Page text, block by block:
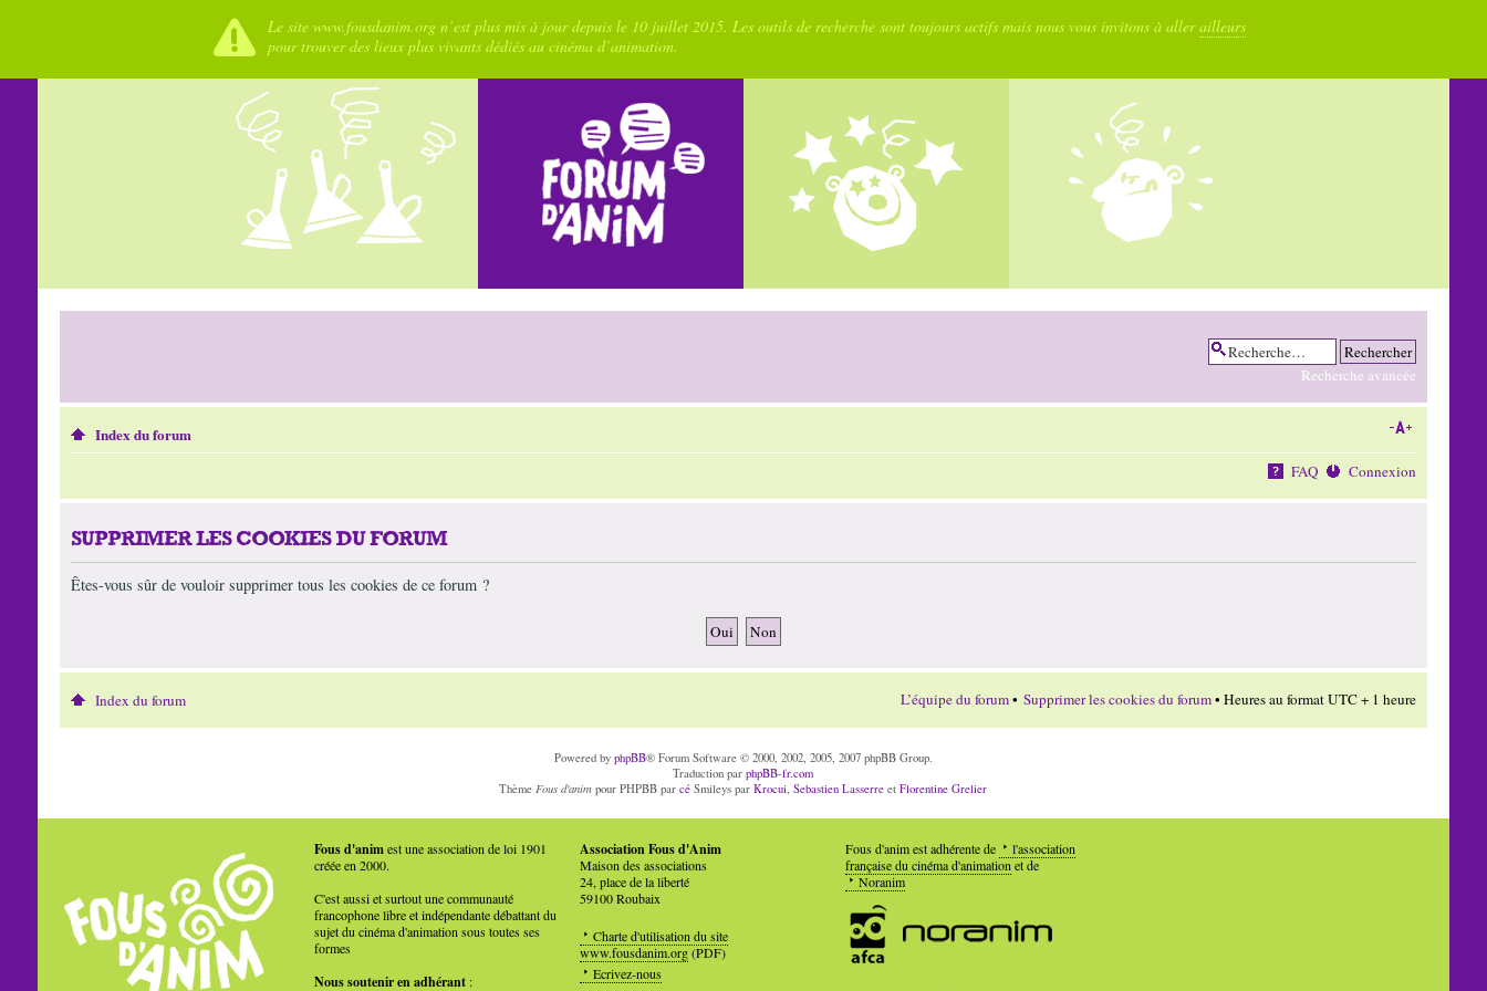
Le site www.fousdanim.org n’est plus mis à jour depuis le 10 juillet 2015. Les outils de recherche sont toujours actifs mais nous vous invitons à allerailleurs
pour trouver des lieux plus vivants dédiés au cinéma d’animation.
Recherche avancée
Index du forum
FAQ Connexion
SUPPRIMER LES COOKIES DU FORUM
Êtes-vous sûr de vouloir supprimer tous les cookies de ce forum ?
Index du forum L’équipe du forum• Supprimer les cookies du forum• Heures au format UTC + 1 heure
Powered by phpBB® Forum Software © 2000, 2002, 2005, 2007 phpBB Group.
Traduction parphpBB-fr.com
ThèmeFous d'anim pour PHPBB parcé Smileys parKrocui,Sebastien Lasserre etFlorentine Grelier
Fous d'animest une association de loi 1901
créée en 2000.
C'est aussi et surtout une communauté
francophone libre et indépendante débattant du
sujet du cinéma d'animation sous toutes ses
formes
Nous soutenir en adhérant:
Association Fous d'Anim
Maison des associations
24, place de la liberté
59100 Roubaix
Charte d'utilisation du site
www.fousdanim.org(PDF)
Ecrivez-nous
Fous d'anim est adhérente de
l'association
française du cinéma d'animation et de
Noranim